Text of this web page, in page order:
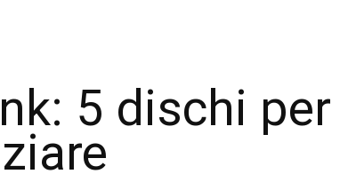
5 dischi per